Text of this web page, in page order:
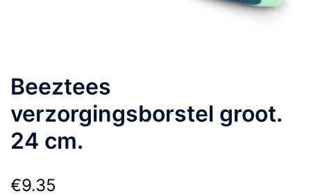
Beeztees
verzorgingsborstel groot.
24 cm.
€9.35